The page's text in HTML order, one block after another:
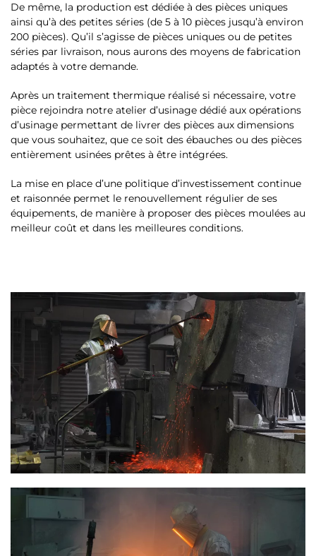
De même, la production est dédiée à des pièces uniques
ainsi qu’à des petites séries (de 5 à 10 pièces jusqu’à environ
200 pièces). Qu’il s’agisse de pièces uniques ou de petites
séries par livraison, nous aurons des moyens de fabrication
adaptés à votre demande.
Après un traitement thermique réalisé si nécessaire, votre
pièce rejoindra notre atelier d’usinage dédié aux opérations
d’usinage permettant de livrer des pièces aux dimensions
que vous souhaitez, que ce soit des ébauches ou des pièces
entièrement usinées prêtes à être intégrées.
La mise en place d’une politique d’investissement continue
et raisonnée permet le renouvellement régulier de ses
équipements, de manière à proposer des pièces moulées au
meilleur coût et dans les meilleures conditions.